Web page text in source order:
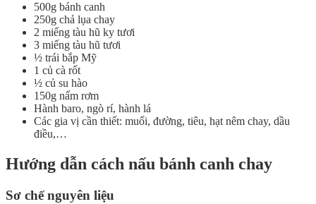
500g bánh canh
250g chả lụa chay
2 miếng tàu hũ ky tươi
3 miếng tàu hũ tươi
½ trái bắp Mỹ
1 củ cà rốt
½ củ su hào
150g nấm rơm
Hành baro, ngò rí, hành lá
Các gia vị cần thiết: muối, đường, tiêu, hạt nêm chay, dầu
điều,…
Hướng dẫn cách nấu bánh canh chay
Sơ chế nguyên liệu